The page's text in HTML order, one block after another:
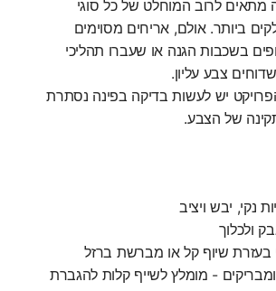
מתאים לרוב המוחלט של כל סוגי
ביותר. אולם, אריחים מסוימים
בשכבות הגנה או שעברו תהליכי
צבע עליון.
הפרויקט יש לעשות בדיקה בפינה נסתרת
של הצבע.
נקי, יבש ויציב
ולכלוך
שיוף קל או מברשת ברזל
- מומלץ לשייף קלות להגברת